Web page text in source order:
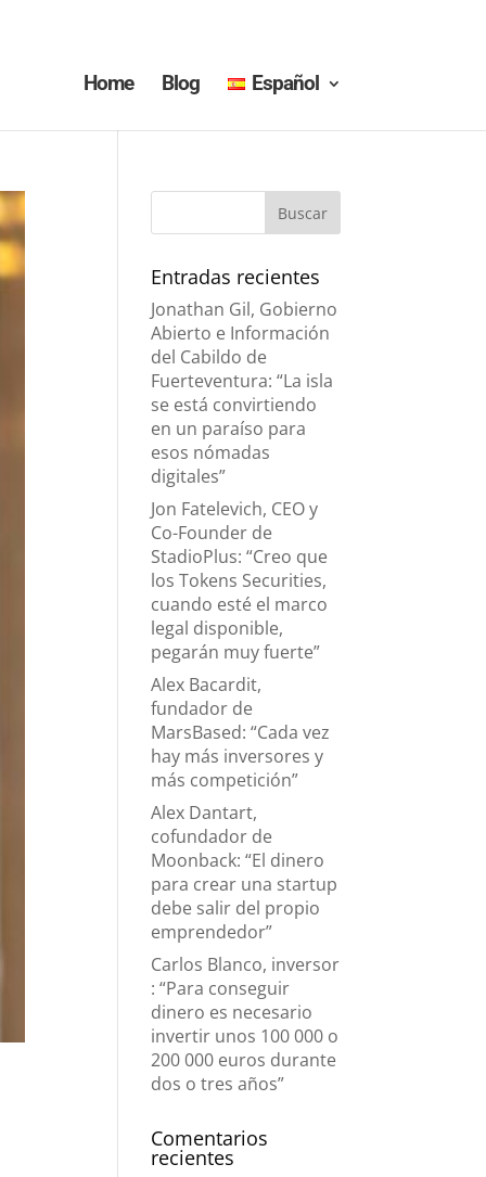
Home Blog Español
Entradas recientes
Jonathan Gil, Gobierno
Abierto e Información
del Cabildo de
Fuerteventura: “La isla
se está convirtiendo
en un paraíso para
esos nómadas
digitales”
Jon Fatelevich, CEO y
Co-Founder de
StadioPlus: “Creo que
los Tokens Securities,
cuando esté el marco
legal disponible,
pegarán muy fuerte”
Alex Bacardit,
fundador de
MarsBased: “Cada vez
hay más inversores y
más competición”
Alex Dantart,
cofundador de
Moonback: “El dinero
para crear una startup
debe salir del propio
emprendedor”
Carlos Blanco, inversor
: “Para conseguir
dinero es necesario
invertir unos 100 000 o
200 000 euros durante
dos o tres años”
Comentarios
recientes